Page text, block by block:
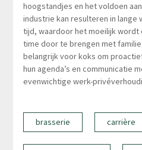
hoogstandjes en het voldoen
industrie kan resulteren in
tijd, waardoor het moeilijk wordt
time door te brengen met
belangrijk voor koks om
hun agenda’s en communicatie
evenwichtige werk-
brasserie carrière